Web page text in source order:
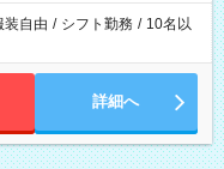
装自由 / シフト勤務 / 10名以
詳細へ